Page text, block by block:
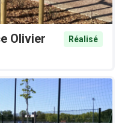
Olivier
Réalisé